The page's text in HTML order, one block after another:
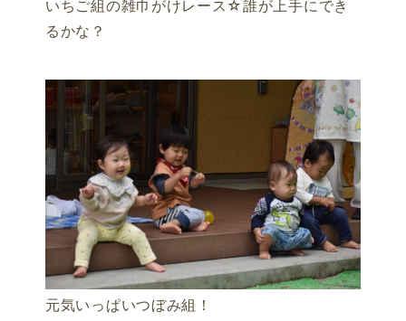
いちご組の雑巾がけレース☆誰が上手にでき
るかな？
元気いっぱいつぼみ組！